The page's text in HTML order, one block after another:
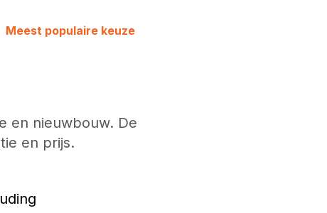
Meest populaire keuze
en nieuwbouw. De
en prijs.